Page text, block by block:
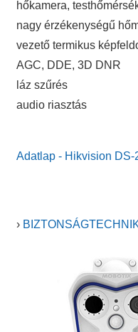
hőkamera,
nagy érzékenységű
vezető termikus
AGC, DDE, 3D DNR
láz szűrés
audio riasztás
Adatlap - Hikvision DS-
›